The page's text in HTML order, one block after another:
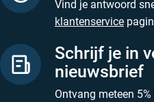
Vind je antwoord
klantenservice
Schrijf je in
nieuwsbrief
Ontvang meteen